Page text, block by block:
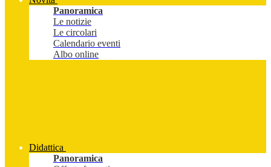
Panoramica
Le notizie
Le circolari
Calendario eventi
Albo online
Didattica
Panoramica